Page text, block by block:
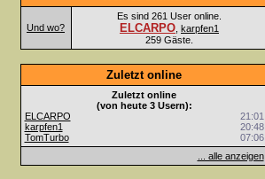
Und wo?
Es sind 261 User online.
ELCARPO karpfen1
259 Gäste.
Zuletzt online
Zuletzt online
(von heute 3 Usern):
ELCARPO
21:01
karpfen1
20:48
TomTurbo
07:06
... alle anzeigen